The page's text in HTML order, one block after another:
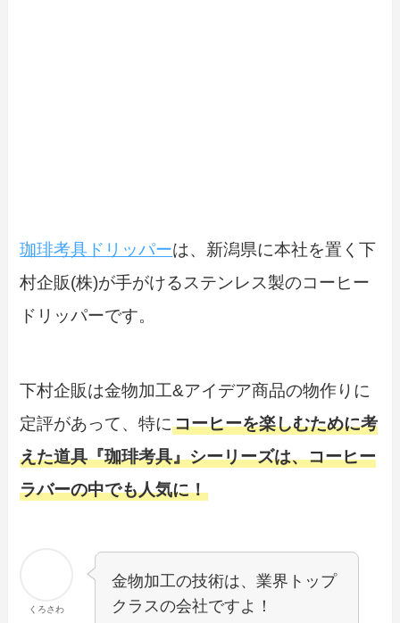
珈琲考具ドリッパーは、新潟県に本社を置く下
村企販(株)が手がけるステンレス製のコーヒー
ドリッパーです。
下村企販は金物加工&アイデア商品の物作りに
定評があって、特にコーヒーを楽しむために考
えた道具『珈琲考具』シーリーズは、コーヒー
ラバーの中でも人気に！
くろさわ
金物加工の技術は、業界トップ
クラスの会社ですよ！